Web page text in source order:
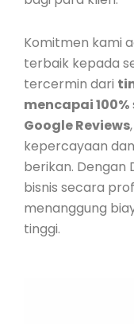
Komitmen kami
terbaik kepada
tercermin dari
mencapai 100%
Google Reviews
kepercayaan
berikan. Dengan
bisnis secara
menanggung
tinggi.